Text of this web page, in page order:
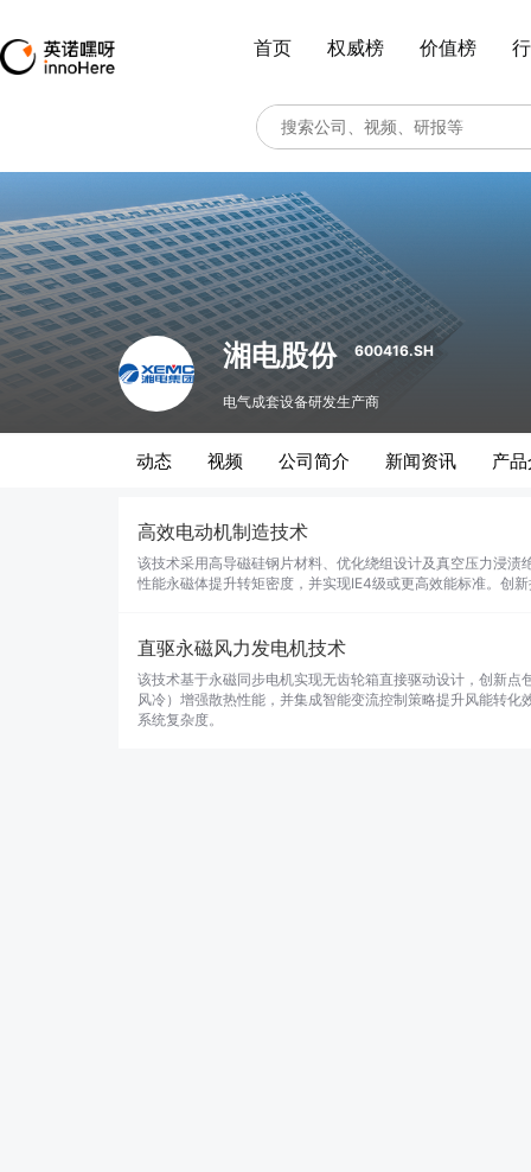
首页 权威榜 价值榜
湘电股份 600416.SH
电气成套设备研发生产商
动态 视频 公司简介 新闻资讯 产
高效电动机制造技术
该技术采用高导磁硅钢片材料、优化绕组设计及真空压力浸
性能永磁体提升转矩密度，并实现IE4级或更高效能标准。创
直驱永磁风力发电机技术
该技术基于永磁同步电机实现无齿轮箱直接驱动设计，创新
风冷）增强散热性能，并集成智能变流控制策略提升风能转
系统复杂度。